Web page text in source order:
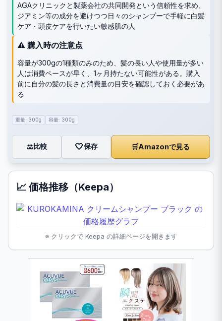
AGAクリニックと製薬会社の共同開発という信頼性を求め、
ジアミン等の成分を避けつつ日々のシャンプーで手軽に白髪
ケア・頭皮ケアを行いたい敏感肌の人
⚠️ 購入時の注意点
容量が300gの1種類のみのため、髪の長い人や使用量が多い
人は消費ペースが早く、1ヶ月持たない可能性がある。購入
前に自分の髪の長さと消費量の目安を確認しておく必要があ
る
重量: 300g 容量: 300g
⚖️比較 🤍保存 🛒Amazonで見る
📈 価格推移（Keepa）
※ クリックで Keepa の詳細ページを開きます